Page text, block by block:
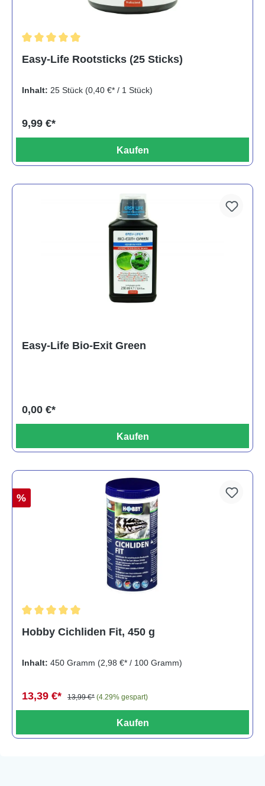
Easy-Life Rootsticks (25 Sticks)
Inhalt: 25 Stück (0,40 €* / 1 Stück)
9,99 €*
Kaufen
Easy-Life Bio-Exit Green
0,00 €*
Kaufen
%
Hobby Cichliden Fit, 450 g
Inhalt: 450 Gramm (2,98 €* / 100 Gramm)
13,39 €* 13,99 €* (4.29% gespart)
Kaufen